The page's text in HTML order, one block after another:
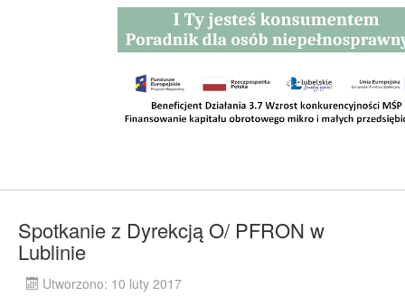
Spotkanie z Dyrekcją O/ PFRON w
Lublinie
Utworzono: 10 luty 2017